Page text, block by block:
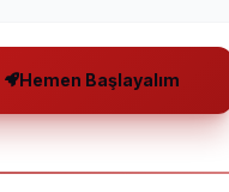
Hemen Başlayalım